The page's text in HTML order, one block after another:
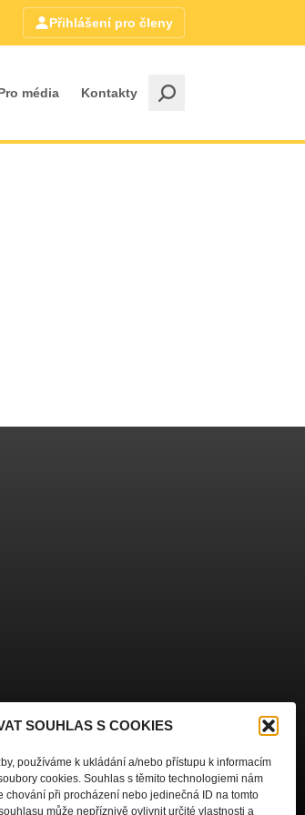
SOUHLAS S COOKIES
používáme k ukládání a/nebo přístupu k informacím
cookies. Souhlas s těmito technologiemi nám
chování při procházení nebo jedinečná ID na tomto
může nepříznivě ovlivnit určité vlastnosti a
Přihlášení pro členy
média Kontakty